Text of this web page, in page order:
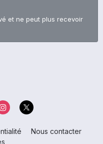
et ne peut plus recevoir
Nous contacter